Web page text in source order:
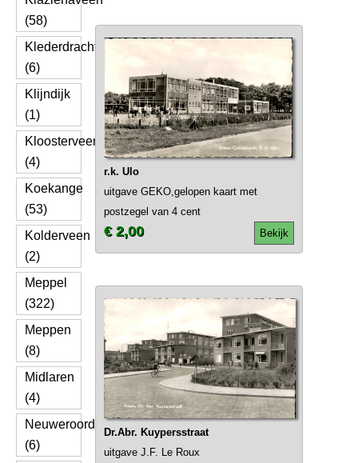
(58)
Klederdracht
(6)
Klijndijk
(1)
Kloosterveen
(4)
Koekange
(53)
Kolderveen
(2)
Meppel
(322)
Meppen
(8)
Midlaren
(4)
Neuweroord
(6)
r.k. Ulo
uitgave GEKO,gelopen kaart met
postzegel van 4 cent
Bekijk
€ 2,00
Dr.Abr. Kuypersstraat
uitgave J.F. Le Roux